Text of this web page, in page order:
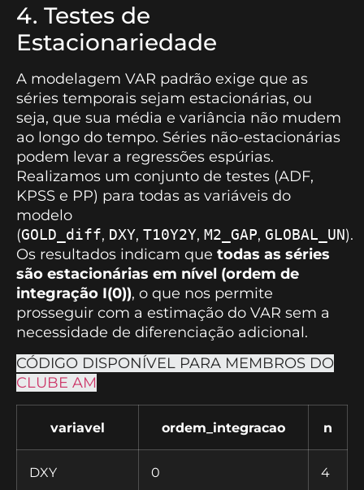
4. Testes de
Estacionariedade
A modelagem VAR padrão exige que as
séries temporais sejam estacionárias, ou
seja, que sua média e variância não mudem
ao longo do tempo. Séries não-estacionárias
podem levar a regressões espúrias.
Realizamos um conjunto de testes (ADF,
KPSS e PP) para todas as variáveis do
modelo
(GOLD_diff, DXY, T10Y2Y, M2_GAP, GLOBAL_UN).
Os resultados indicam que todas as séries
são estacionárias em nível (ordem de
integração I(0)), o que nos permite
prosseguir com a estimação do VAR sem a
necessidade de diferenciação adicional.
CÓDIGO DISPONÍVEL PARA MEMBROS DO
CLUBE AM
variavel ordem_integracao n
DXY 0 4